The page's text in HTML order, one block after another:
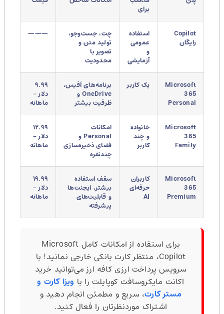
Copilot
رایگان
استفاده
عمومی
آزمایشی
چت، جست‌وجو،
تولید متن و
تصویر با
محدودیت
———
Microsoft
Personal
یک کاربر
برنامه‌های آفیس،
OneDrive و
ظرفیت بیشتر
ماهانه
Microsoft
Family
خانواده
و چند
امکانات
Personal و
فضای ذخیره‌سازی
چندنفره
ماهانه
Microsoft
Premium
کاربران
حرفه‌ای
سقف استفاده
بیشتر، ایجنت‌ها
و قابلیت‌های
پیشرفته
ماهانه
برای استفاده از امکانات کامل Microsoft
Copilot، منتظر کارت بانکی خارجی نمانید! با
سرویس پرداخت ارزی کافه ارز می‌توانید خرید
اکانت مایکروسافت کوپایلت را با ویزا کارت و
مستر کارت، سریع و مطمئن انجام دهید و
اشتراک موردنظرتان را فعال کنید.